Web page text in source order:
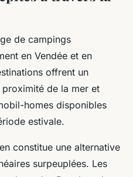
de campings
en Vendée et en
offrent un
de la mer et
homes disponibles
estivale.
constitue une alternative
surpeuplées. Les